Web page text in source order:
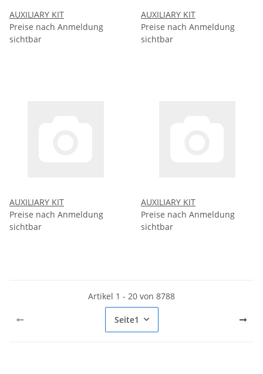
AUXILIARY KIT
Preise nach Anmeldung
sichtbar
AUXILIARY KIT
Preise nach Anmeldung
sichtbar
AUXILIARY KIT
Preise nach Anmeldung
sichtbar
AUXILIARY KIT
Preise nach Anmeldung
sichtbar
Artikel 1 - 20 von 8788
Seite1